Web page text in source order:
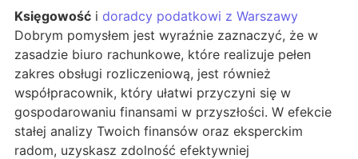
Księgowość i doradcy podatkowi z Warszawy
Dobrym pomysłem jest wyraźnie zaznaczyć, że w
zasadzie biuro rachunkowe, które realizuje pełen
zakres obsługi rozliczeniową, jest również
współpracownik, który ułatwi przyczyni się w
gospodarowaniu finansami w przyszłości. W efekcie
stałej analizy Twoich finansów oraz eksperckim
radom, uzyskasz zdolność efektywniej